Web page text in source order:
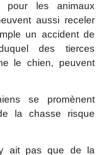
pour les animaux
aussi receler
un accident de
des tierces
le chien, peuvent
se promènent
la chasse risque
ait pas que de la